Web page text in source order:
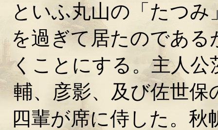
といふ丸山の「たつ
を過ぎて居たのであ
くことにする。主人公
輔、彦影、及び佐世
四輩が席に侍した。